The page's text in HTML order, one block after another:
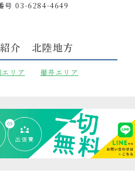
号 03-6284-4649
介 北陸地方
リア 福井エリア